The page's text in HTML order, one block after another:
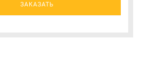
ЗАКАЗАТЬ